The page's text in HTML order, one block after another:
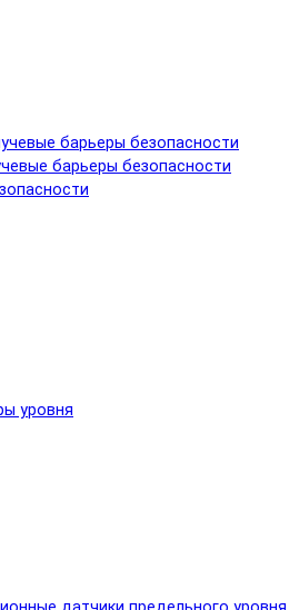
барьеры безопасности
барьеры безопасности
уровня